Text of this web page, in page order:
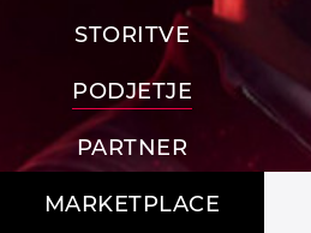
STORITVE
PODJETJE
PARTNER
MARKETPLACE